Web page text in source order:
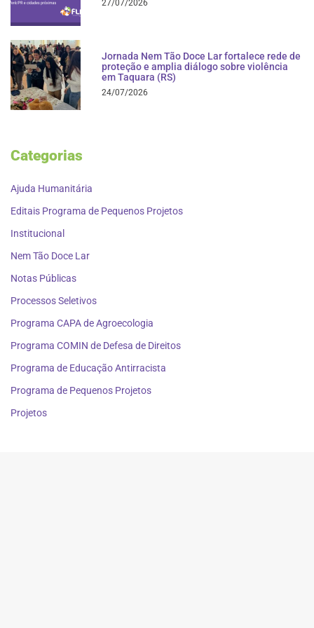
27/07/2026
Jornada Nem Tão Doce Lar fortalece rede de
proteção e amplia diálogo sobre violência
em Taquara (RS)
24/07/2026
Categorias
Ajuda Humanitária
Editais Programa de Pequenos Projetos
Institucional
Nem Tão Doce Lar
Notas Públicas
Processos Seletivos
Programa CAPA de Agroecologia
Programa COMIN de Defesa de Direitos
Programa de Educação Antirracista
Programa de Pequenos Projetos
Projetos